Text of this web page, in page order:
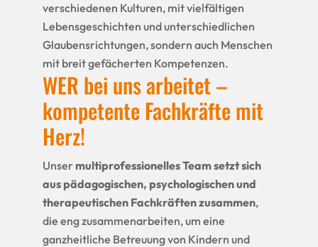
verschiedenen Kulturen, mit vielfältigen
Lebensgeschichten und unterschiedlichen
Glaubensrichtungen, sondern auch Menschen
mit breit gefächerten Kompetenzen.
WER bei uns arbeitet –
kompetente Fachkräfte mit
Herz!
Unser multiprofessionelles Team setzt sich
aus pädagogischen, psychologischen und
therapeutischen Fachkräften zusammen,
die eng zusammenarbeiten, um eine
ganzheitliche Betreuung von Kindern und